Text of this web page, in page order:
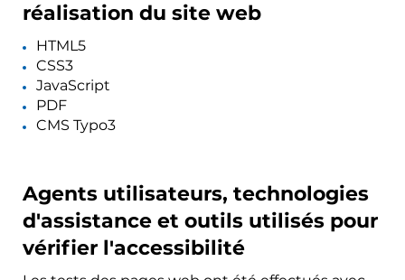
réalisation du site web
HTML5
CSS3
JavaScript
PDF
CMS Typo3
Agents utilisateurs, technologies
d'assistance et outils utilisés pour
vérifier l'accessibilité